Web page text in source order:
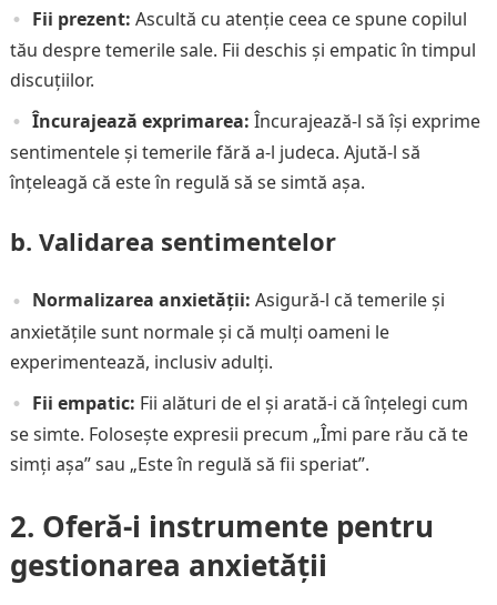
Fii prezent: Ascultă cu atenție ceea ce spune copilul
tău despre temerile sale. Fii deschis și empatic în timpul
discuțiilor.
Încurajează exprimarea: Încurajează-l să își exprime
sentimentele și temerile fără a-l judeca. Ajută-l să
înțeleagă că este în regulă să se simtă așa.
b. Validarea sentimentelor
Normalizarea anxietății: Asigură-l că temerile și
anxietățile sunt normale și că mulți oameni le
experimentează, inclusiv adulți.
Fii empatic: Fii alături de el și arată-i că înțelegi cum
se simte. Folosește expresii precum „Îmi pare rău că te
simți așa” sau „Este în regulă să fii speriat”.
2. Oferă-i instrumente pentru
gestionarea anxietății